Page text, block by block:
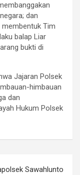
dan
membentuk Tim
balap Liar
bukti di
Jajaran Polsek
himbauan
dan
Hukum Polsek
Sawahlunto